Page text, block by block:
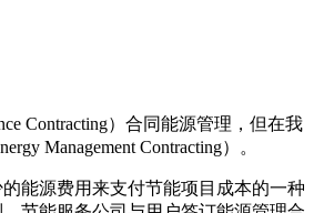
Contracting）合同能源管理，但在我
Management Contracting）。
能源费用来支付节能项目成本的一种